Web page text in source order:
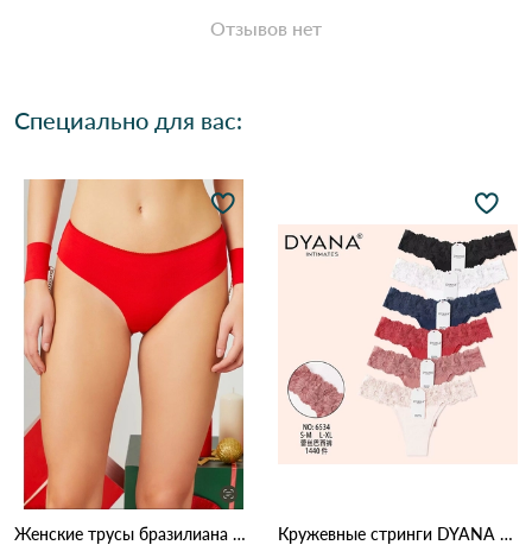
Отзывов нет
Специально для вас:
Женские трусы бразилиана 7013 5с Красный Кружевные стринги DYANA 6534 11б Различные цвета